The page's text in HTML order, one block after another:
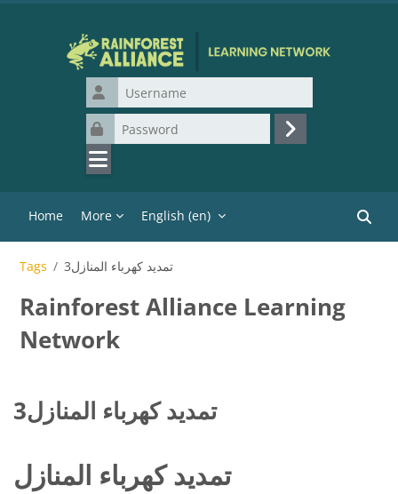
Username
Password
Log in
Home More English ‎(en)‎
Tags تمديد كهرباء المنازل3
Rainforest Alliance Learning
Network
تمديد كهرباء المنازل3
تمديد كهرباء المنازل